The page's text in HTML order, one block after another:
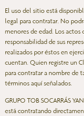
El uso del sitio está
legal para contratar. No
menores de edad. Los
responsabilidad de sus
realizados por éstos en
cuentan. Quien registre un
para contratar a nombre de
términos aquí señalados.
GRUPO TOB SOCARRÁS
está contratando